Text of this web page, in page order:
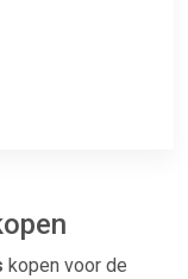
kopen voor de